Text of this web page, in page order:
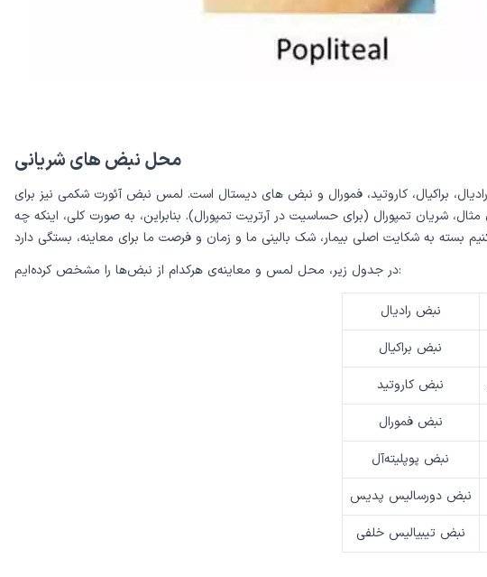
محل نبض های شریانی
براکیال، کاروتید، فمورال و نبض های دیستال است. لمس نبض آئورت شکمی نیز برای
تمپورال (برای حساسیت در آرتریت تمپورال). بنابراین، به صورت کلی، اینکه چه
در جدول زیر، محل لمس و معاینه‌ی هرکدام از نبض‌ها را مشخص کرده‌ایم:
نبض رادیال
نبض براکیال
نبض کاروتید
نبض فمورال
نبض پوپلیته‌آل
نبض دورسالیس پدیس
نبض تیبیالیس خلفی